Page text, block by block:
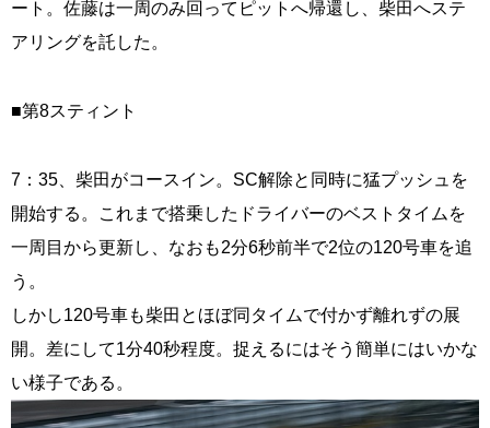
ート。佐藤は一周のみ回ってピットへ帰還し、柴田へステ
アリングを託した。
■第8スティント
7：35、柴田がコースイン。SC解除と同時に猛プッシュを
開始する。これまで搭乗したドライバーのベストタイムを
一周目から更新し、なおも2分6秒前半で2位の120号車を追
う。
しかし120号車も柴田とほぼ同タイムで付かず離れずの展
開。差にして1分40秒程度。捉えるにはそう簡単にはいかな
い様子である。